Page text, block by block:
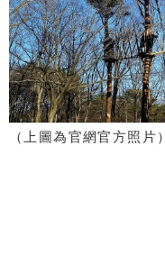
（上圖為官網官方照片）